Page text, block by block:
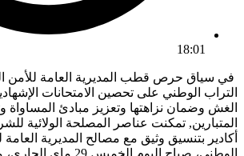
18:01
في سياق حرص قطب المديرية العامة للأمن
التراب الوطني على تحصين الامتحانات
الغش وضمان نزاهتها وتعزيز مبادئ المساواة
المتبارين, تمكنت عناصر المصلحة الولائية
أكادير بتنسيق وثيق مع مصالح المديرية العامة